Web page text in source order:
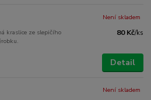
kraslice ze slepičího
80 Kč/ks
Není skladem
Detail
Není skladem